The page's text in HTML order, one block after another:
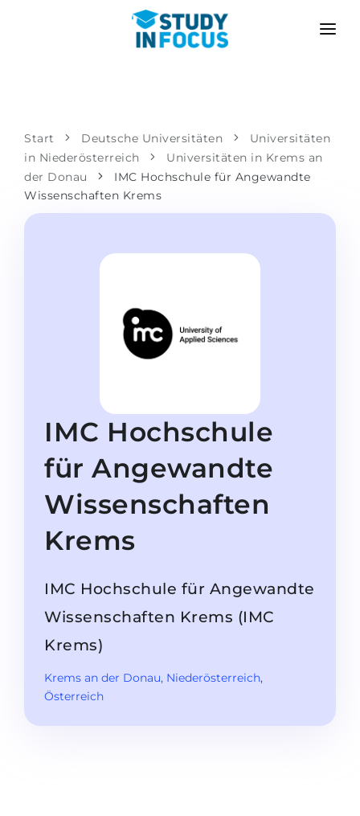
Bachelor & Master
Propädeutikum
SPRACHSCHULEN
Online-Sprachunterricht
STUDIENKOLLEG
Studienkollegs
Studienkolleg-Kurse
Freshman / Foundation
Studienvorbereitung
Vorbereitung aufs Studienkolleg
Bundesländer
Städte
SZENARIEN
Nach der Schule bewerben
Hochschulwechsel
Mit Zulassungsgarantie
BEWERBEN FÜR …
Master
Zweitstudium
BEWERBEN NACH …
11-jähriger Schule
12-jähriger Schule (NIS)
Bachelorabschluss
METHODIK
Start Deutsche Universitäten
Universitäten
in Niederösterreich
Universitäten in Krems an
der Donau
IMC Hochschule für Angewandte
Wissenschaften Krems
IMC Hochschule
für Angewandte
Wissenschaften
Krems
IMC Hochschule für Angewandte
Wissenschaften Krems (IMC
Krems)
Krems an der Donau, Niederösterreich,
Österreich